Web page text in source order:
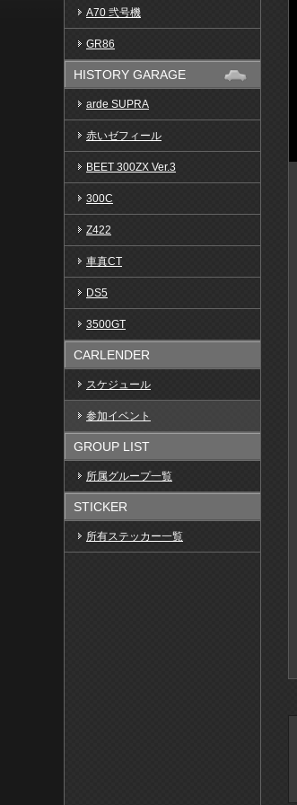
A70 弐号機
GR86
HISTORY GARAGE
arde SUPRA
赤いゼフィール
BEET 300ZX Ver.3
300C
Z422
車真CT
DS5
3500GT
CARLENDER
スケジュール
参加イベント
GROUP LIST
所属グループ一覧
STICKER
所有ステッカー一覧